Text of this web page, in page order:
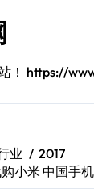
！ https://
业
2017
小米 中国手